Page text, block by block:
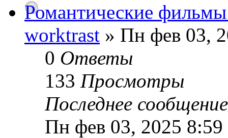
Романтические
worktrast » Пн фев 03,
0 Ответы
133 Просмотры
Последнее
Пн фев 03, 2025 8:59